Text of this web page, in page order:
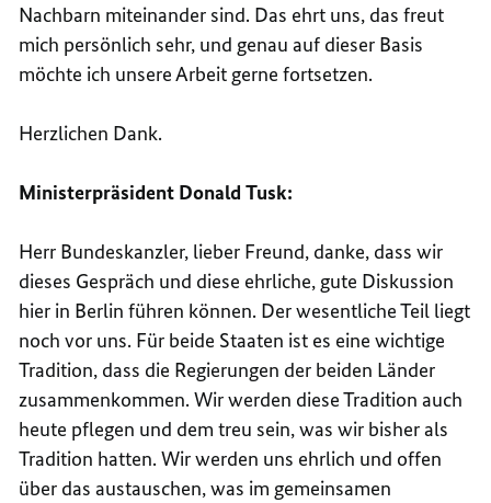
Nachbarn miteinander sind. Das ehrt uns, das freut
mich persönlich sehr, und genau auf dieser Basis
möchte ich unsere Arbeit gerne fortsetzen.
Herzlichen Dank.
Ministerpräsident Donald Tusk:
Herr Bundeskanzler, lieber Freund, danke, dass wir
dieses Gespräch und diese ehrliche, gute Diskussion
hier in Berlin führen können. Der wesentliche Teil liegt
noch vor uns. Für beide Staaten ist es eine wichtige
Tradition, dass die Regierungen der beiden Länder
zusammenkommen. Wir werden diese Tradition auch
heute pflegen und dem treu sein, was wir bisher als
Tradition hatten. Wir werden uns ehrlich und offen
über das austauschen, was im gemeinsamen